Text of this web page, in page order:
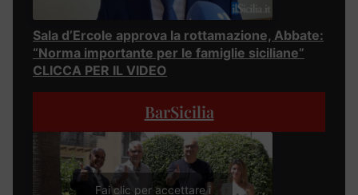
Sala d’Ercole approva la rottamazione, Abbate:
“Norma importante per le famiglie siciliane”
CLICCA PER IL VIDEO
BarSicilia
Fai clic per accettare i